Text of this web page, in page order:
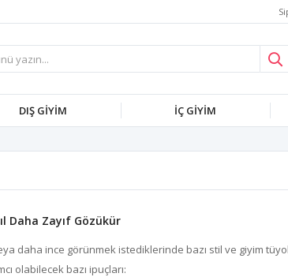
DIŞ GİYİM İÇ GİYİM
Daha Zayıf Gözükür
daha ince görünmek istediklerinde bazı stil ve giyim
olabilecek bazı ipuçları: